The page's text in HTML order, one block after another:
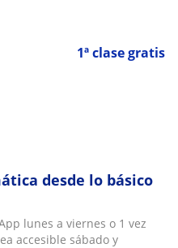
1ª clase gratis
desde lo básico
lunes a viernes o 1 vez
accesible sábado y